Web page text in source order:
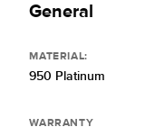
General
MATERIAL:
950 Platinum
WARRANTY